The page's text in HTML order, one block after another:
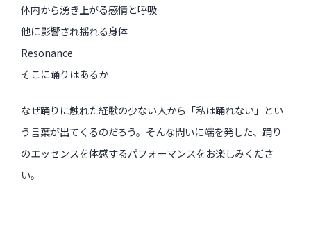
過去のイベント
過去のオープン講座
過去の展覧会
全ての記事ページ
体内から湧き上がる感情と呼吸
他に影響され揺れる身体
Resonance
そこに踊りはあるか
なぜ踊りに触れた経験の少ない人から「私は踊れない」 とい
う言葉が出てくるのだろう。そんな問いに端を発した、 踊り
のエッセンスを体感するパフォーマンスをお楽しみくださ
い。